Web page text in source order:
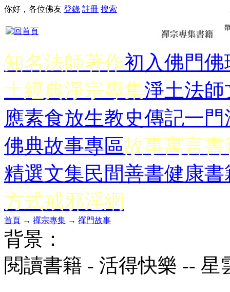
你好，各位佛友 登錄 註冊 搜索
知名法師著作初入佛門佛
土經典淨宗專集淨土法師
應素食放生教史傳記一門
佛典故事專區故事寓言書
精選文集民間善書健康書
方式戒邪淫網
首頁 → 禪宗專集 → 禪門故事
背景：
閱讀書籍 - 活得快樂 --